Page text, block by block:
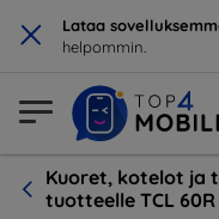
× Lataa
helpommin.
Kuoret, kotelot ja
tuotteelle TCL 60R